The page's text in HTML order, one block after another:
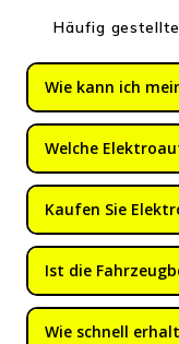
Häufig
Wie kann ich
Welche
Kaufen Sie
Ist die
Wie schnell